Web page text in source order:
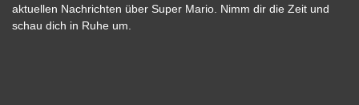
aktuellen Nachrichten über Super Mario. Nimm dir die Zeit und
schau dich in Ruhe um.